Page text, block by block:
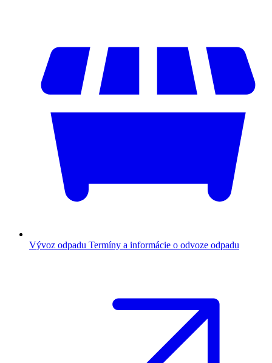
Vývoz odpadu Termíny a informácie o odvoze odpadu